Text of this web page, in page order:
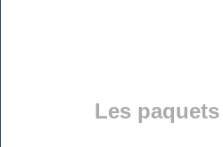
Les